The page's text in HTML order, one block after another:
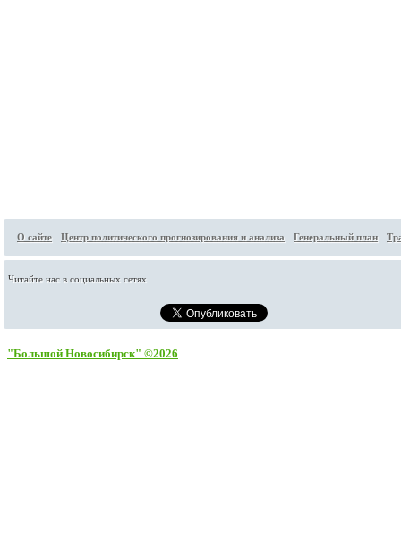
О сайте Центр политического прогнозирования и анализа Генеральный план
Читайте нас в социальных сетях
"Большой Новосибирск" ©2026